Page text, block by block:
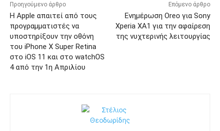
Προηγούμενο άρθρο
Η Apple απαιτεί από τους
προγραμματιστές να
υποστηρίξουν την οθόνη
του iPhone X Super Retina
στο iOS 11 και στο watchOS
4 από την 1η Απριλίου
Επόμενο άρθρο
Ενημέρωση Oreo για Sony
Xperia XA1 για την αφαίρεση
της νυχτερινής λειτουργίας